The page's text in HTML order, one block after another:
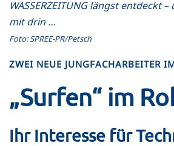
WASSERZEITUNG längst entdeckt
mit drin …
Foto: SPREE-PR/Petsch
ZWEI NEUE JUNGFACHARBEITER
„Surfen“ im
Ihr Interesse für